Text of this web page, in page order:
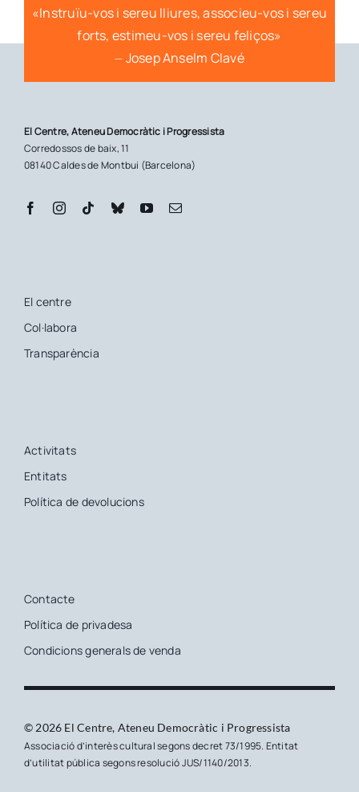
«Instruïu-vos i sereu lliures, associeu-vos i sereu
forts, estimeu-vos i sereu feliços»
⏤ Josep Anselm Clavé
El Centre, Ateneu Democràtic i Progressista
Corredossos de baix, 11
08140 Caldes de Montbui (Barcelona)
El centre
Col·labora
Transparència
Activitats
Entitats
Política de devolucions
Contacte
Política de privadesa
Condicions generals de venda
© 2026 El Centre, Ateneu Democràtic i Progressista
Associació d’interès cultural segons decret 73/1995. Entitat
d’utilitat pública segons resolució JUS/1140/2013.